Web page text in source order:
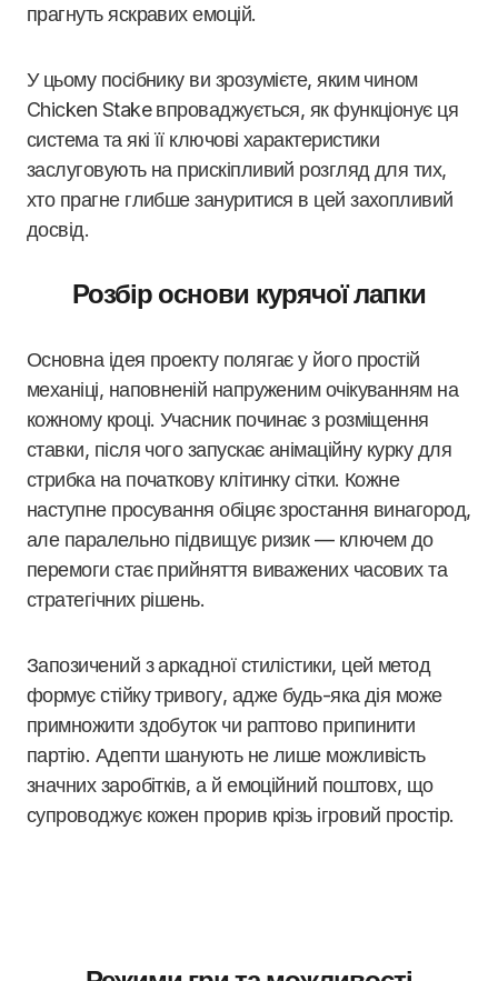
прагнуть яскравих емоцій.
У цьому посібнику ви зрозумієте, яким чином
Chicken Stake впроваджується, як функціонує ця
система та які її ключові характеристики
заслуговують на прискіпливий розгляд для тих,
хто прагне глибше зануритися в цей захопливий
досвід.
Розбір основи курячої лапки
Основна ідея проекту полягає у його простій
механіці, наповненій напруженим очікуванням на
кожному кроці. Учасник починає з розміщення
ставки, після чого запускає анімаційну курку для
стрибка на початкову клітинку сітки. Кожне
наступне просування обіцяє зростання винагород,
але паралельно підвищує ризик — ключем до
перемоги стає прийняття виважених часових та
стратегічних рішень.
Запозичений з аркадної стилістики, цей метод
формує стійку тривогу, адже будь-яка дія може
примножити здобуток чи раптово припинити
партію. Адепти шанують не лише можливість
значних заробітків, а й емоційний поштовх, що
супроводжує кожен прорив крізь ігровий простір.